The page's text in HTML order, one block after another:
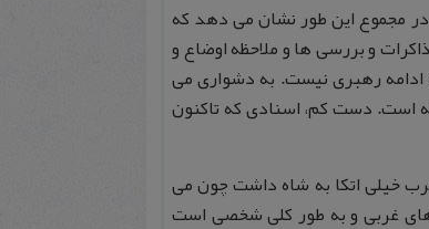
در مجموع این طور نشان می دهد که
و بررسی ها و ملاحظه اوضاع و
رهبری نیست. به دشواری می
است. دست کم، اسنادی که تاکنون
خیلی اتکا به شاه داشت چون می
غربی و به طور کلی شخصی است